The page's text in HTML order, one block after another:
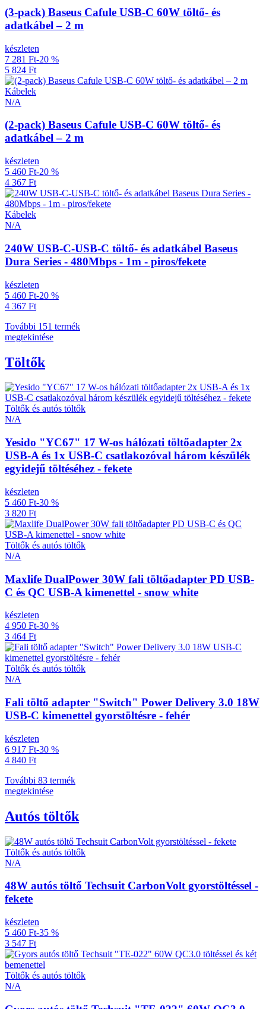
(3-pack) Baseus Cafule USB-C 60W töltő- és
adatkábel – 2 m
készleten
7 281 Ft-20 %
5 824 Ft
Kábelek
N/A
(2-pack) Baseus Cafule USB-C 60W töltő- és
adatkábel – 2 m
készleten
5 460 Ft-20 %
4 367 Ft
Kábelek
N/A
240W USB-C-USB-C töltő- és adatkábel Baseus
Dura Series - 480Mbps - 1m - piros/fekete
készleten
5 460 Ft-20 %
4 367 Ft
További 151 termék
megtekintése
Töltők
Töltők és autós töltők
N/A
Yesido "YC67" 17 W-os hálózati töltőadapter 2x
USB-A és 1x USB-C csatlakozóval három készülék
egyidejű töltéséhez - fekete
készleten
5 460 Ft-30 %
3 820 Ft
Töltők és autós töltők
N/A
Maxlife DualPower 30W fali töltőadapter PD USB-
C és QC USB-A kimenettel - snow white
készleten
4 950 Ft-30 %
3 464 Ft
Töltők és autós töltők
N/A
Fali töltő adapter "Switch" Power Delivery 3.0 18W
USB-C kimenettel gyorstöltésre - fehér
készleten
6 917 Ft-30 %
4 840 Ft
További 83 termék
megtekintése
Autós töltők
Töltők és autós töltők
N/A
48W autós töltő Techsuit CarbonVolt gyorstöltéssel -
fekete
készleten
5 460 Ft-35 %
3 547 Ft
Töltők és autós töltők
N/A